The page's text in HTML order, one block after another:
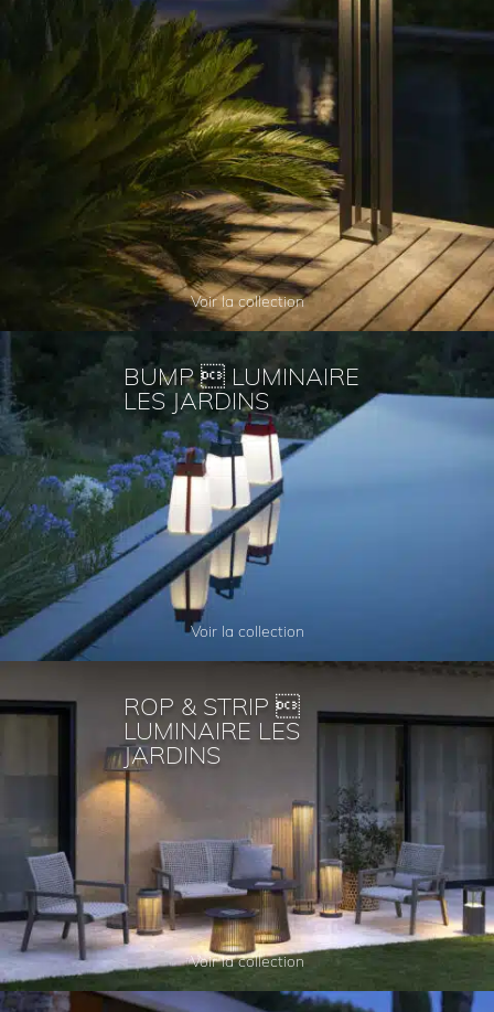
Voir la collection
BUMP  LUMINAIRE
LES JARDINS
Voir la collection
ROP & STRIP 
LUMINAIRE LES
JARDINS
Voir la collection